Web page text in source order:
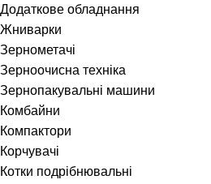
Додаткове обладнання
Жниварки
Зернометачі
Зерноочисна техніка
Зернопакувальні машини
Комбайни
Компактори
Корчувачі
Котки подрібнювальні